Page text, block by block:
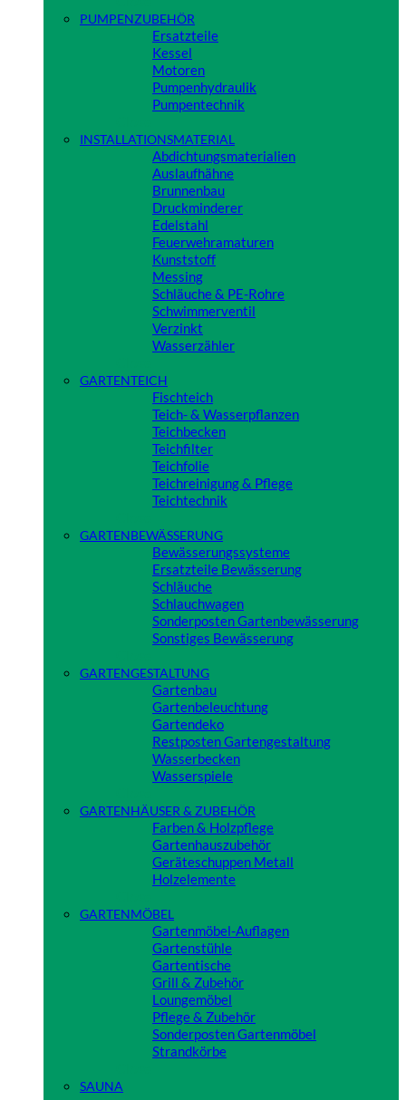
PUMPENZUBEHÖR
Ersatzteile
Kessel
Motoren
Pumpenhydraulik
Pumpentechnik
INSTALLATIONSMATERIAL
Abdichtungsmaterialien
Auslaufhähne
Brunnenbau
Druckminderer
Edelstahl
Feuerwehramaturen
Kunststoff
Messing
Schläuche & PE-Rohre
Schwimmerventil
Verzinkt
Wasserzähler
GARTENTEICH
Fischteich
Teich- & Wasserpflanzen
Teichbecken
Teichfilter
Teichfolie
Teichreinigung & Pflege
Teichtechnik
GARTENBEWÄSSERUNG
Bewässerungssysteme
Ersatzteile Bewässerung
Schläuche
Schlauchwagen
Sonderposten Gartenbewässerung
Sonstiges Bewässerung
GARTENGESTALTUNG
Gartenbau
Gartenbeleuchtung
Gartendeko
Restposten Gartengestaltung
Wasserbecken
Wasserspiele
GARTENHÄUSER & ZUBEHÖR
Farben & Holzpflege
Gartenhauszubehör
Geräteschuppen Metall
Holzelemente
GARTENMÖBEL
Gartenmöbel-Auflagen
Gartenstühle
Gartentische
Grill & Zubehör
Loungemöbel
Pflege & Zubehör
Sonderposten Gartenmöbel
Strandkörbe
SAUNA